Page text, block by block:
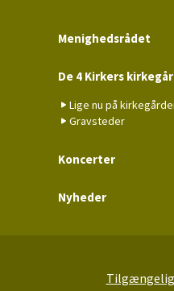
Menighedsrådet
De 4 Kirkers
Lige nu på
Gravsteder
Koncerter
Nyheder